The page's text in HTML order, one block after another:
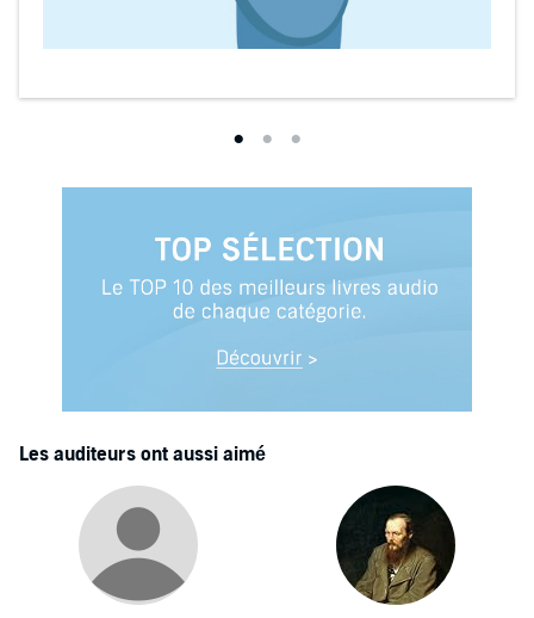
Les auditeurs ont aussi aimé